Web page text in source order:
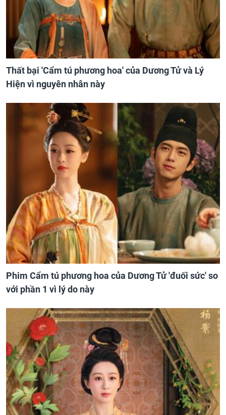
Thất bại 'Cẩm tú phương hoa' của Dương Tử và Lý
Hiện vì nguyên nhân này
Phim Cẩm tú phương hoa của Dương Tử 'đuối sức' so
với phần 1 vì lý do này